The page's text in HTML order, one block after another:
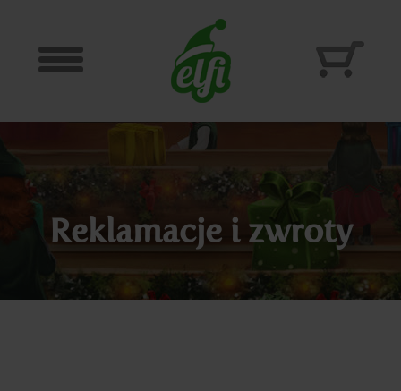
Reklamacje i zwroty